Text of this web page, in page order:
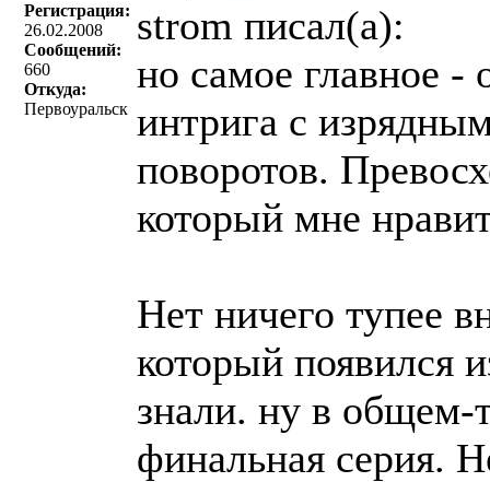
Регистрация:
26.02.2008
Сообщений:
660
Откуда:
Первоуральск
strom писал(a):
но самое главное -
интрига с
поворотов.
который мне
Нет ничего тупее
который появился
знали. ну в общем-
финальная серия.